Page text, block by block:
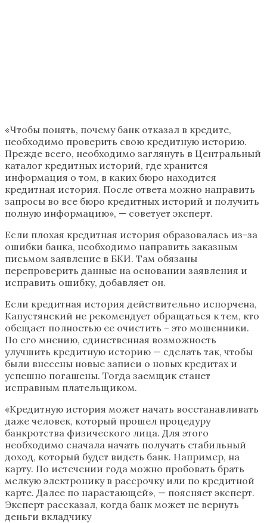
«Чтобы понять, почему банк отказал в кредите,
необходимо проверить свою кредитную историю.
Прежде всего, необходимо заглянуть в Центральный
каталог кредитных историй, где хранится
информация о том, в каких бюро находится
кредитная история. После ответа можно направить
запросы во все бюро кредитных историй и получить
полную информацию», — советует эксперт.
Если плохая кредитная история образовалась из-за
ошибки банка, необходимо направить заказным
письмом заявление в БКИ. Там обязаны
перепроверить данные на основании заявления и
исправить ошибку, добавляет он.
Если кредитная история действительно испорчена,
Капустянский не рекомендует обращаться к тем, кто
обещает полностью ее очистить – это мошенники.
По его мнению, единственная возможность
улучшить кредитную историю — сделать так, чтобы
были внесены новые записи о новых кредитах и
успешно погашены. Тогда заемщик станет
исправным плательщиком.
«Кредитную история может начать восстанавливать
даже человек, который прошел процедуру
банкротства физического лица. Для этого
необходимо сначала начать получать стабильный
доход, который будет видеть банк. Например, на
карту. По истечении года можно пробовать брать
мелкую электронику в рассрочку или по кредитной
карте. Далее по нарастающей», — поясняет эксперт.
Эксперт рассказал, когда банк может не вернуть
деньги вкладчику